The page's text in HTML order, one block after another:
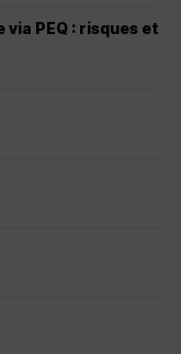
PEQ : risques et